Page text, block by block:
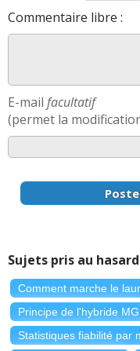
Commentaire libre :
E-mail facultatif
(permet la
Sujets pris au hasard
Comment marche le
Principe de l'hybride MG
Statistiques fiabilité par